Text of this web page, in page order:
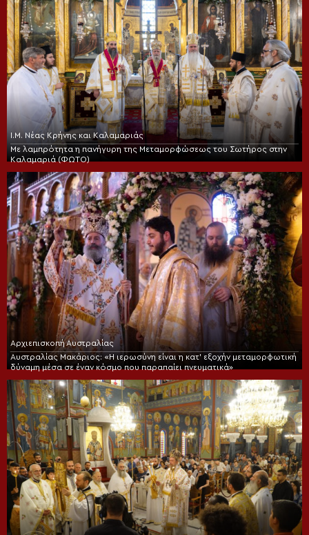
Ι.Μ. Νέας Κρήνης και Καλαμαριάς
Με λαμπρότητα η πανήγυρη της Μεταμορφώσεως του Σωτήρος στην
Καλαμαριά (ΦΩΤΟ)
Αρχιεπισκοπή Αυστραλίας
Αυστραλίας Μακάριος: «Η ιερωσύνη είναι η κατ’ εξοχήν μεταμορφωτική
δύναμη μέσα σε έναν κόσμο που παραπαίει πνευματικά»